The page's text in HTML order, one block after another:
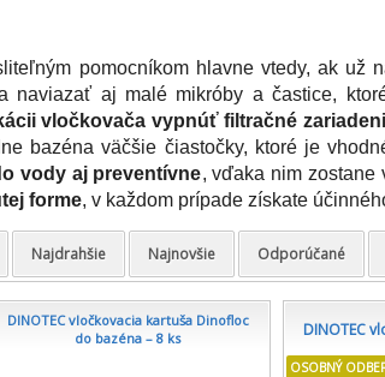
pomocníkom hlavne vtedy, ak už
naviazať aj malé mikróby a častice,
vločkovača vypnúť filtračné
bazéna väčšie čiastočky, ktoré je
vody aj preventívne, vďaka nim zostane
forme, v každom prípade získate
Najdrahšie Najnovšie Odporúčané
DINOTEC vločkovacia kartuša Dinofloc
do bazéna – 8 ks
DINOTEC
OSOBNÝ